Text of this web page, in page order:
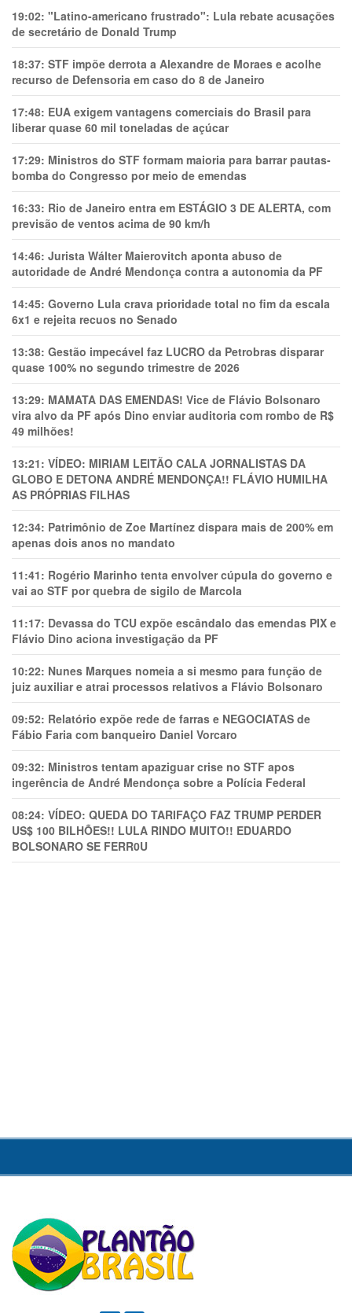
19:02: "Latino-americano frustrado": Lula rebate acusações
de secretário de Donald Trump
18:37: STF impõe derrota a Alexandre de Moraes e acolhe
recurso de Defensoria em caso do 8 de Janeiro
17:48: EUA exigem vantagens comerciais do Brasil para
liberar quase 60 mil toneladas de açúcar
17:29: Ministros do STF formam maioria para barrar pautas-
bomba do Congresso por meio de emendas
16:33: Rio de Janeiro entra em ESTÁGIO 3 DE ALERTA, com
previsão de ventos acima de 90 km/h
14:46: Jurista Wálter Maierovitch aponta abuso de
autoridade de André Mendonça contra a autonomia da PF
14:45: Governo Lula crava prioridade total no fim da escala
6x1 e rejeita recuos no Senado
13:38: Gestão impecável faz LUCRO da Petrobras disparar
quase 100% no segundo trimestre de 2026
13:29: MAMATA DAS EMENDAS! Vice de Flávio Bolsonaro
vira alvo da PF após Dino enviar auditoria com rombo de R$
49 milhões!
13:21: VÍDEO: MIRIAM LEITÃO CALA JORNALISTAS DA
GLOBO E DETONA ANDRÉ MENDONÇA!! FLÁVIO HUMILHA
AS PRÓPRIAS FILHAS
12:34: Patrimônio de Zoe Martínez dispara mais de 200% em
apenas dois anos no mandato
11:41: Rogério Marinho tenta envolver cúpula do governo e
vai ao STF por quebra de sigilo de Marcola
11:17: Devassa do TCU expõe escândalo das emendas PIX e
Flávio Dino aciona investigação da PF
10:22: Nunes Marques nomeia a si mesmo para função de
juiz auxiliar e atrai processos relativos a Flávio Bolsonaro
09:52: Relatório expõe rede de farras e NEGOCIATAS de
Fábio Faria com banqueiro Daniel Vorcaro
09:32: Ministros tentam apaziguar crise no STF apos
ingerência de André Mendonça sobre a Polícia Federal
08:24: VÍDEO: QUEDA DO TARIFAÇO FAZ TRUMP PERDER
US$ 100 BILHÕES!! LULA RINDO MUITO!! EDUARDO
BOLSONARO SE FERR0U